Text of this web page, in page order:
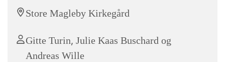
Store Magleby Kirkegård
Gitte Turin, Julie Kaas Buschard og
Andreas Wille